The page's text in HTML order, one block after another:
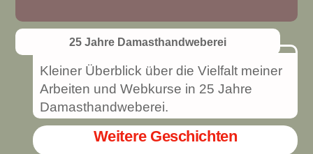
25 Jahre Damasthandweberei
Kleiner Überblick über die Vielfalt meiner
Arbeiten und Webkurse in 25 Jahre
Damasthandweberei.
Weitere Geschichten